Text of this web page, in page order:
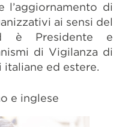
l’aggiornamento di
ai sensi del
è Presidente e
di Vigilanza di
ed estere.
e inglese